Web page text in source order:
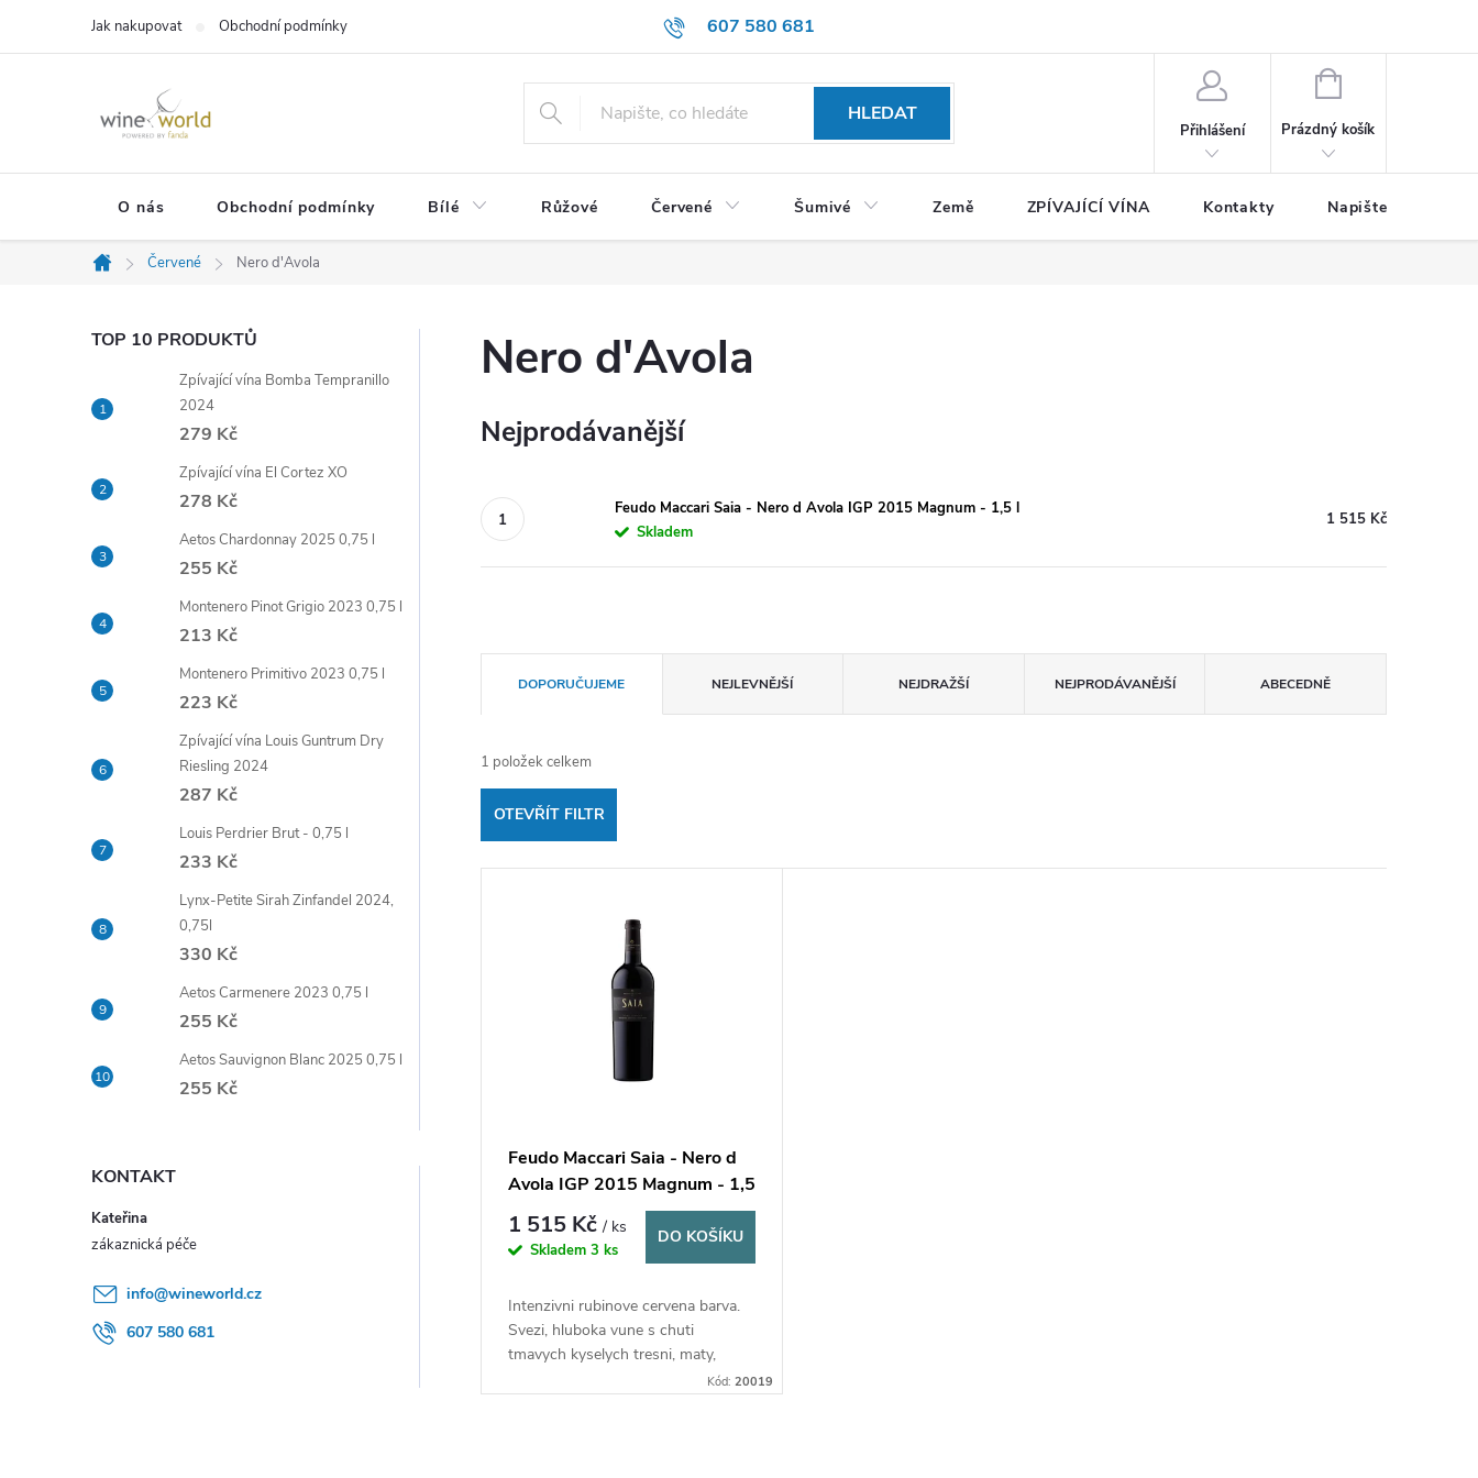
607 580 681
Jak nakupovat Obchodní podmínky
HLEDAT
Přihlášení
NÁKUPNÍ
Prázdný košík
O nás Obchodní podmínky Bílé Růžové Červené Šumivé Země ZPÍVAJÍCÍ VÍNA Kontakty Napište nám
Domů
Červené Nero d'Avola
P
o
s
t
r
a
n
í
p
a
n
e
l
TOP 10 PRODUKTŮ
Zpívající vína Bomba Tempranillo
2024
279 Kč
Zpívající vína El Cortez XO
278 Kč
Aetos Chardonnay 2025 0,75 l
255 Kč
Montenero Pinot Grigio 2023 0,75 l
213 Kč
Montenero Primitivo 2023 0,75 l
223 Kč
Zpívající vína Louis Guntrum Dry
Riesling 2024
287 Kč
Louis Perdrier Brut - 0,75 l
233 Kč
Lynx-Petite Sirah Zinfandel 2024,
0,75l
330 Kč
Aetos Carmenere 2023 0,75 l
255 Kč
Aetos Sauvignon Blanc 2025 0,75 l
255 Kč
KONTAKT
Kateřina
info@wineworld.cz
607 580 681
Nero d'Avola
Nejprodávanější
Feudo Maccari Saia - Nero d Avola IGP 2015 Magnum - 1,5 l
Skladem
1 515 Kč
a
z
e
ů
DOPORUČUJEME NEJLEVNĚJŠÍ NEJDRAŽŠÍ NEJPRODÁVANĚJŠÍ ABECEDNĚ
1 položek celkem
OTEVŘÍT FILTR
u
Feudo Maccari Saia - Nero d
Avola IGP 2015 Magnum - 1,5
1 515 Kč/ ks
Skladem 3 ks
DO KOŠÍKU
Intenzivni rubinove cervena barva.
Svezi, hluboka vune s chuti
tmavych kyselych tresni, maty,
koreni a dubu. Limitovana Magnum
Kód:20019